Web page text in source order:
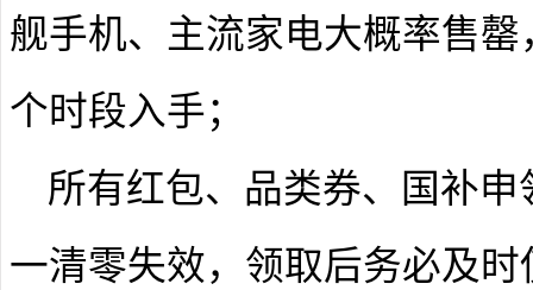
舰手机、主流家电大概率售
个时段入手；
所有红包、品类券、国补
一清零失效，领取后务必及